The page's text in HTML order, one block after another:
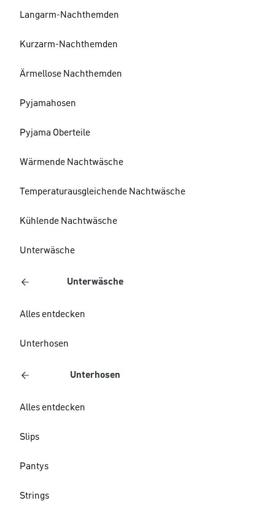
Langarm-Nachthemden
Kurzarm-Nachthemden
Ärmellose Nachthemden
Pyjamahosen
Pyjama Oberteile
Wärmende Nachtwäsche
Temperaturausgleichende Nachtwäsche
Kühlende Nachtwäsche
Unterwäsche
Unterwäsche
Alles entdecken
Unterhosen
Unterhosen
Alles entdecken
Slips
Pantys
Strings